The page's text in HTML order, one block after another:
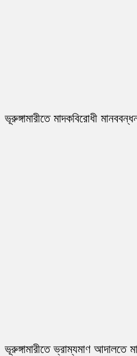
ভূরুঙ্গামারীতে মাদকবিরোধী
ভূরুঙ্গামারীতে ভ্রাম্যমাণ আদালতে